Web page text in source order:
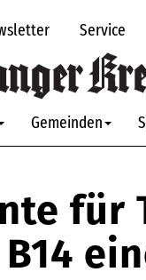
Service
Gemeinden
für